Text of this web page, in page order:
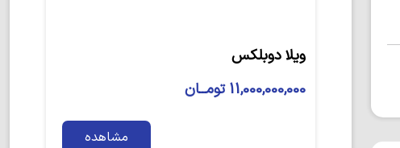
ویلا دوبلکس
11,000,000,000 تومــان
مشاهده